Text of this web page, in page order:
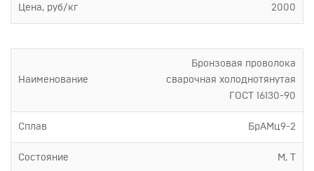
Цена, руб/кг 2000
Наименование
Бронзовая проволока
сварочная холоднотянутая
ГОСТ 16130-90
Сплав БрАМц9-2
Состояние М, Т